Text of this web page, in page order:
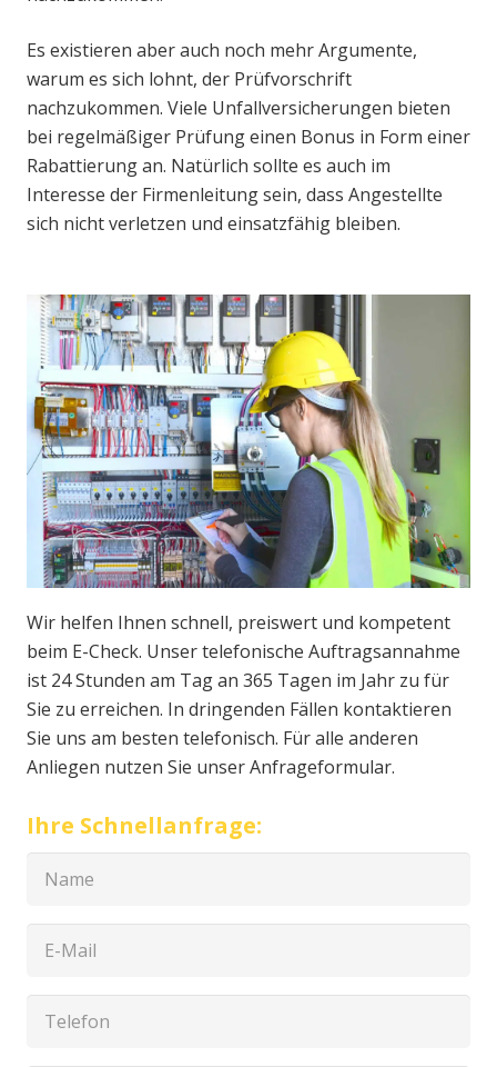
Es existieren aber auch noch mehr Argumente,
warum es sich lohnt, der Prüfvorschrift
nachzukommen. Viele Unfallversicherungen bieten
bei regelmäßiger Prüfung einen Bonus in Form einer
Rabattierung an. Natürlich sollte es auch im
Interesse der Firmenleitung sein, dass Angestellte
sich nicht verletzen und einsatzfähig bleiben.
Wir helfen Ihnen schnell, preiswert und kompetent
beim E-Check. Unser telefonische Auftragsannahme
ist 24 Stunden am Tag an 365 Tagen im Jahr zu für
Sie zu erreichen. In dringenden Fällen kontaktieren
Sie uns am besten telefonisch. Für alle anderen
Anliegen nutzen Sie unser Anfrageformular.
Ihre Schnellanfrage: